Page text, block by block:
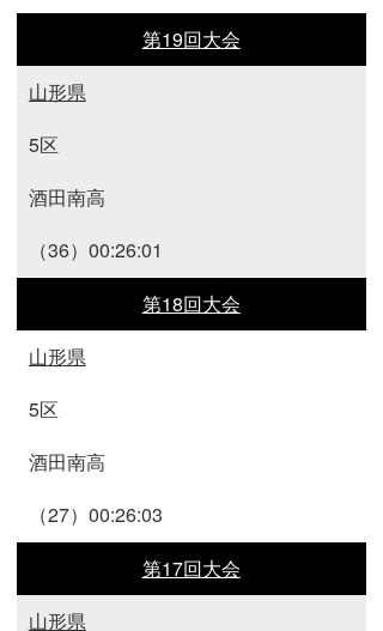
第19回大会
山形県
5区
酒田南高
（36）00:26:01
第18回大会
山形県
5区
酒田南高
（27）00:26:03
第17回大会
山形県